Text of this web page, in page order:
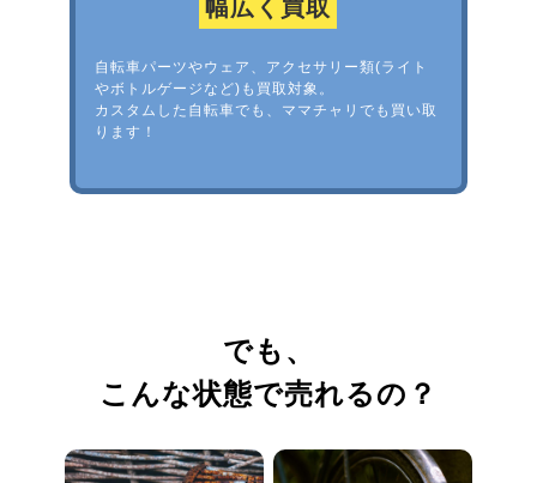
幅広く買取
自転車パーツやウェア、アクセサリー類(ライト
やボトルゲージなど)も買取対象。
カスタムした自転車でも、ママチャリでも買い取
ります！
でも、
こんな状態で売れるの？